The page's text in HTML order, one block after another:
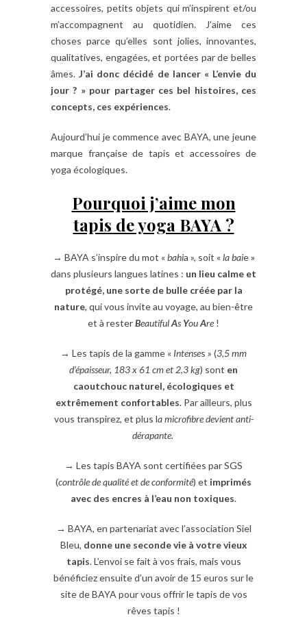
accessoires, petits objets qui m’inspirent et/ou
m’accompagnent au quotidien. J’aime ces
choses parce qu’elles sont jolies, innovantes,
qualitatives, engagées, et portées par de belles
âmes.J’ai donc décidé de lancer « L’envie du
jour ? » pour partager ces bel histoires, ces
concepts, ces expériences.
Aujourd’hui je commence avec BAYA, une jeune
marque française de tapis et accessoires de
yoga écologiques.
Pourquoi j’aime mon
tapis de yoga BAYA ?
→ BAYA s’inspire du mot «bahia », soit «la baie »
dans plusieurs langues latines : un lieu calme et
protégé, une sorte de bulle créée par la
nature, qui vous invite au voyage, au bien-être
et à resterBeautifulAs YouAre !
→ Les tapis de la gamme « Intenses » (3,5 mm
d’épaisseur, 183 x 61 cm et 2,3 kg) sont en
caoutchouc naturel, écologiques et
extrêmement confortables. Par ailleurs, plus
vous transpirez, et plus la microfibre devient anti-
dérapante.
→ Les tapis BAYA sont certifiées par SGS
(contrôle de qualité et de conformité) et imprimés
avec des encres à l’eau non toxiques.
→ BAYA, en partenariat avec l’association Siel
Bleu, donne une seconde vie à votre vieux
tapis. L’envoi se fait à vos frais, mais vous
bénéficiez ensuite d’un avoir de 15 euros sur le
site de BAYA pour vous offrir le tapis de vos
rêves tapis !